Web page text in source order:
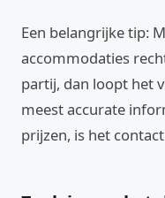
Een belangrijke tip:
accommodaties
partij, dan loopt het
meest accurate
prijzen, is het